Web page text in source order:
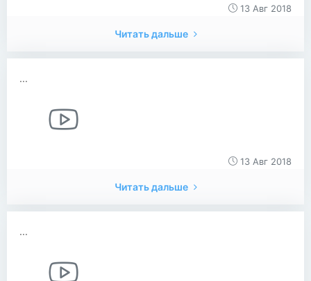
13 Авг 2018
Читать дальше
...
13 Авг 2018
Читать дальше
...